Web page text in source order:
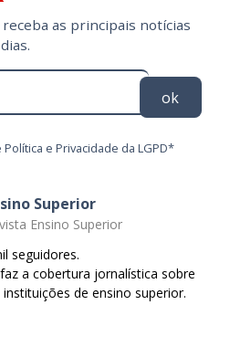
as principais notícias
ok
e Privacidade da LGPD*
Superior
Ensino Superior
seguidores.
a cobertura jornalística sobre
de ensino superior.